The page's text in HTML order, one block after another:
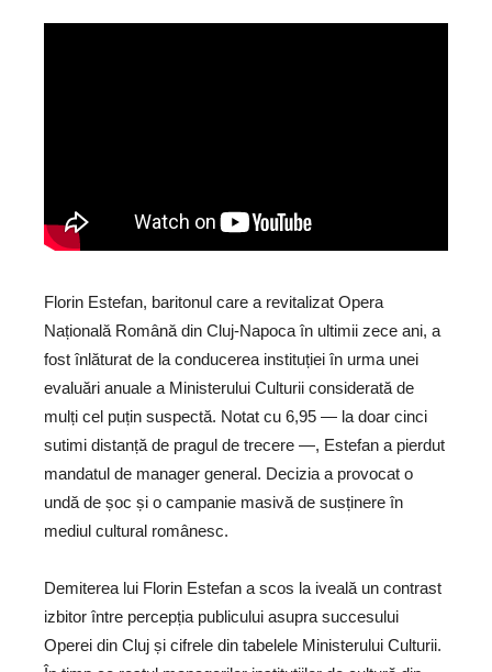
Florin Estefan, baritonul care a revitalizat Opera
Națională Română din Cluj-Napoca în ultimii zece ani, a
fost înlăturat de la conducerea instituției în urma unei
evaluări anuale a Ministerului Culturii considerată de
mulți cel puțin suspectă. Notat cu 6,95 — la doar cinci
sutimi distanță de pragul de trecere —, Estefan a pierdut
mandatul de manager general. Decizia a provocat o
undă de șoc și o campanie masivă de susținere în
mediul cultural românesc.
Demiterea lui Florin Estefan a scos la iveală un contrast
izbitor între percepția publicului asupra succesului
Operei din Cluj și cifrele din tabelele Ministerului Culturii.